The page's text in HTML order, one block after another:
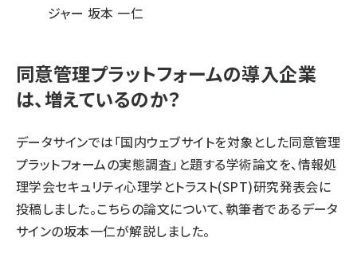
ジャー 坂本 一仁
同意管理プラットフォームの導入企業
は、増えているのか？
データサインでは「国内ウェブサイトを対象とした同意管理
プラットフォームの実態調査」と題する学術論文を、情報処
理学会セキュリティ心理学とトラスト(SPT)研究発表会に
投稿しました。こちらの論文について、執筆者であるデータ
サインの坂本一仁が解説しました。